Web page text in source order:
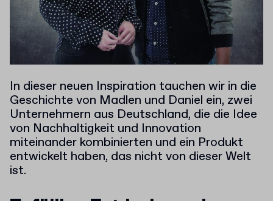
In dieser neuen Inspiration tauchen wir in die
Geschichte von Madlen und Daniel ein, zwei
Unternehmern aus Deutschland, die die Idee
von Nachhaltigkeit und Innovation
miteinander kombinierten und ein Produkt
entwickelt haben, das nicht von dieser Welt
ist.